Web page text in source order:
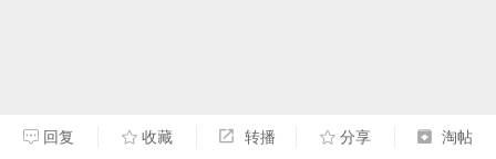
回复 收藏 转播 分享 淘帖